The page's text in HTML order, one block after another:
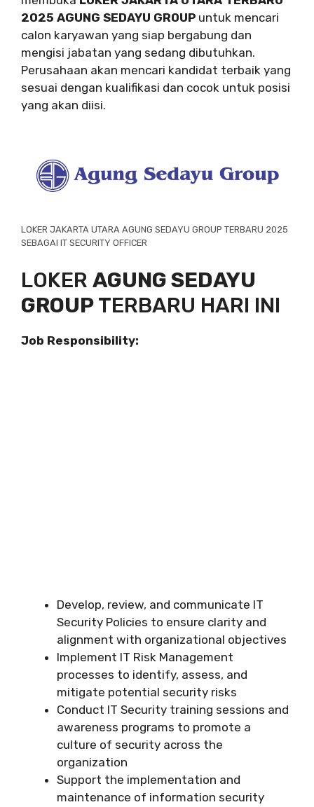
2025 AGUNG SEDAYU GROUP untuk mencari
calon karyawan yang siap bergabung dan
mengisi jabatan yang sedang dibutuhkan.
Perusahaan akan mencari kandidat terbaik yang
sesuai dengan kualifikasi dan cocok untuk posisi
yang akan diisi.
LOKER JAKARTA UTARA AGUNG SEDAYU GROUP TERBARU 2025
SEBAGAI IT SECURITY OFFICER
LOKER AGUNG SEDAYU
GROUPTERBARU HARI INI
Job Responsibility:
Develop, review, and communicate IT
Security Policies to ensure clarity and
alignment with organizational objectives
Implement IT Risk Management
processes to identify, assess, and
mitigate potential security risks
Conduct IT Security training sessions and
awareness programs to promote a
culture of security across the
organization
Support the implementation and
maintenance of information security